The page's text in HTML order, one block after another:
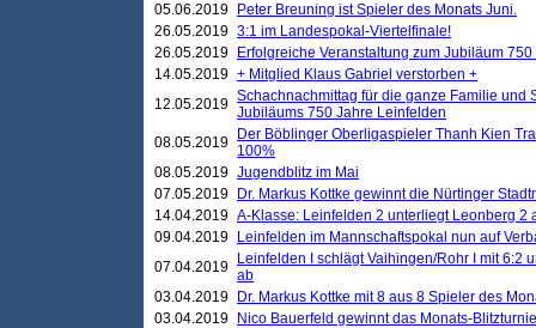
05.06.2019
Peter Breuning ist Spieler des Monats Juni.
26.05.2019 3:1 im Landespokal-Viertelfinale!
26.05.2019
Erfolgreiche Veranstaltung zum Jubiläum
14.05.2019 + Mitglied Klaus Gabriel verstorben +
12.05.2019 Schachnachmittag für die ganze Familie und
Jubiläums 750 Jahre Leinfelden
08.05.2019
Der Böblinger Oberligaspieler Thanh Kien
100%
08.05.2019 Jugendblitz im Mai
07.05.2019
Dr. Markus Kottke gewinnt die Nürtinger
14.04.2019 A-Klasse: Leinfelden 2 unterliegt Leonberg 2
09.04.2019
Leinfelden im Mannschaftspokal nun auf
07.04.2019
Leinfelden I schlägt Vaihingen/Rohr I mit 6:2
ab
03.04.2019
Dr. Markus Kottke mit 8 aus 8 Spieler des
03.04.2019
Nico Bauerfeld gewinnt das Monats-